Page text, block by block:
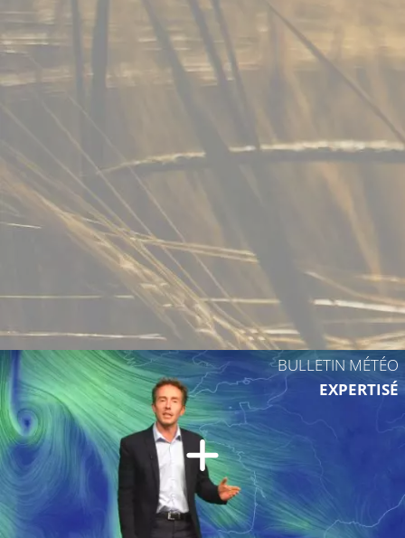
BULLETIN MÉTÉO
EXPERTISÉ